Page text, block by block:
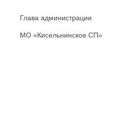
Глава администрации
МО